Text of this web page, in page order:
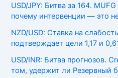
USD/JPY: Битва за 164.
почему интервенции — это
NZD/USD: Ставка на
подтверждает цели 1,17 и
USD/INR: Битва прогнозов.
том, удержит ли Резервный